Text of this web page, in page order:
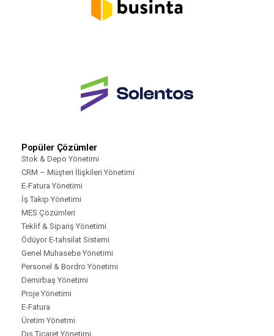
Popüler Çözümler
Stok & Depo Yönetimi
CRM – Müşteri İlişkileri Yönetimi
E-Fatura Yönetimi
İş Takip Yönetimi
MES Çözümleri
Teklif & Sipariş Yönetimi
Ödüyor E-tahsilat Sistemi
Genel Muhasebe Yönetimi
Personel & Bordro Yönetimi
Demirbaş Yönetimi
Proje Yönetimi
E-Fatura
Üretim Yönetmi
Dış Ticaret Yönetimi